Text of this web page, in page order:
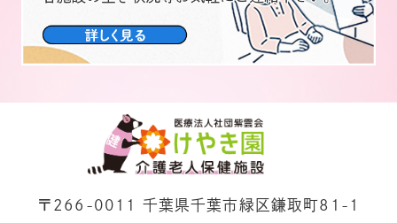
〒266-0011 千葉県千葉市緑区鎌取町81-1